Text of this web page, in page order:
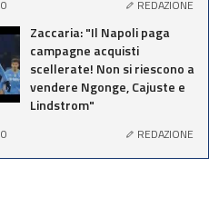
REDAZIONE
Zaccaria: "Il Napoli paga
campagne acquisti
scellerate! Non si riescono a
vendere Ngonge, Cajuste e
Lindstrom"
REDAZIONE